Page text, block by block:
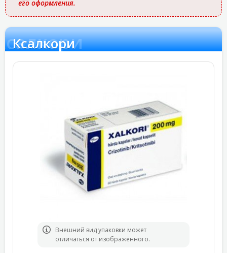
его оформления.
Ксалкори
Bнешний вид упаковки может
отличаться от изображённого.